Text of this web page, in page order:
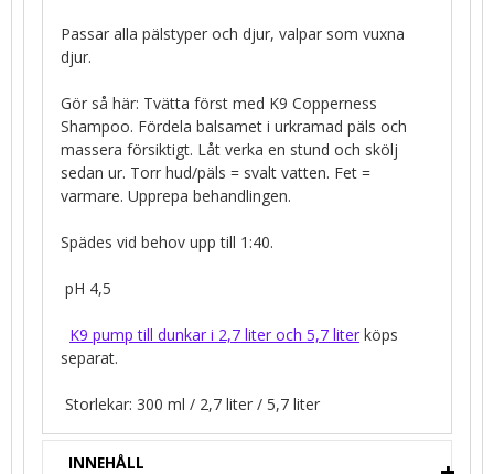
Passar alla pälstyper och djur, valpar som vuxna
djur.
Gör så här: Tvätta först med K9 Copperness
Shampoo. Fördela balsamet i urkramad päls och
massera försiktigt. Låt verka en stund och skölj
sedan ur. Torr hud/päls = svalt vatten. Fet =
varmare. Upprepa behandlingen.
Spädes vid behov upp till 1:40.
pH 4,5
K9 pump till dunkar i 2,7 liter och 5,7 liter köps
separat.
Storlekar: 300 ml / 2,7 liter / 5,7 liter
INNEHÅLL